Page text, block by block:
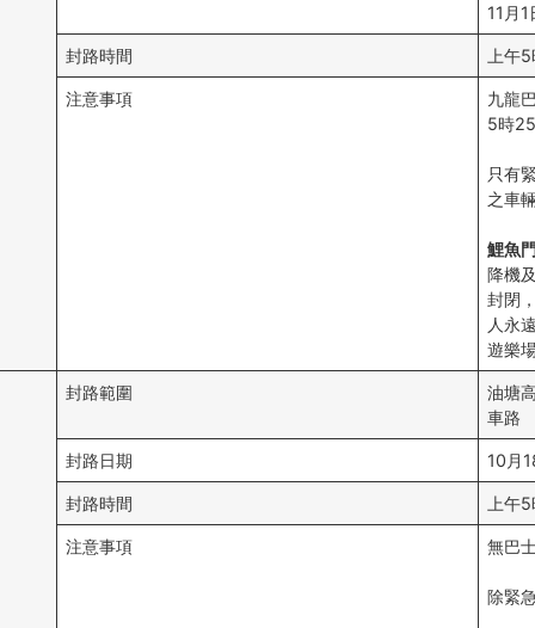
11月
封路時間 上午
注意事項
九龍
5時
只有
之車
鯉魚
降機
封閉
人永
遊樂
封路範圍
油塘
車路
封路日期 10月
封路時間 上午
注意事項 無巴
除緊